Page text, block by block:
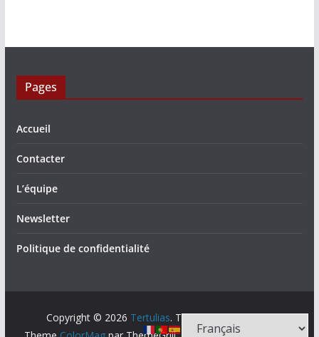
Pages
Accueil
Contacter
L’équipe
Newsletter
Politique de confidentialité
Copyright © 2026 Tertulias. Tous droits réservés.